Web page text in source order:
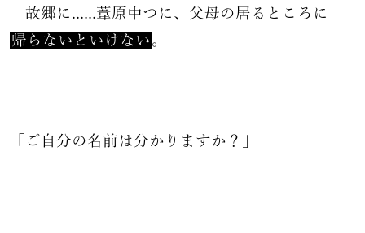
故郷に......葦原中つに、父母の居るところに
帰らないといけない 。
「ご自分の名前は分かりますか？」